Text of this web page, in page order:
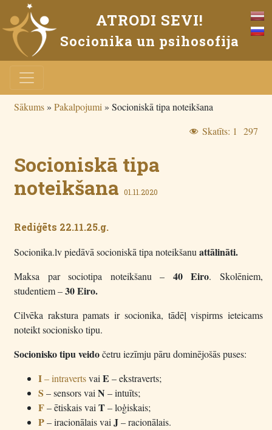
ATRODI SEVI!
Socionika un psihosofija
Sākums» Pakalpojumi » Socioniskā tipa noteikšana
Skatīts: 1 297
Socioniskā tipa
noteikšana 01.11.2020
Rediģēts 22.11.25.g.
Socionika.lv piedāvā socioniskā tipa noteikšanuattālināti.
Maksa par sociotipa noteikšanu – 40 Eiro. Skolēniem,
studentiem –30 Eiro.
Cilvēka rakstura pamats ir socionika, tādēļ vispirms ieteicams
noteikt socionisko tipu.
Socionisko tipu veidočetru iezīmju pāru dominējošās puses:
I– intravertsvaiE – ekstraverts;
S – sensors vaiN – intuīts;
F– ētiskais vaiT– loģiskais;
P– iracionālais vaiJ– racionālais.